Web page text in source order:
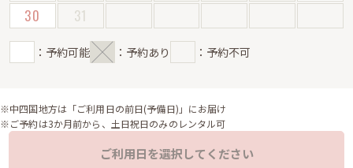
30
31
：予約可能 ：予約あり ：予約不可
※中四国地方は「ご利用日の前日(予備日)」にお届け
※ご予約は3か月前から、土日祝日のみのレンタル可
ご利用日を選択してください